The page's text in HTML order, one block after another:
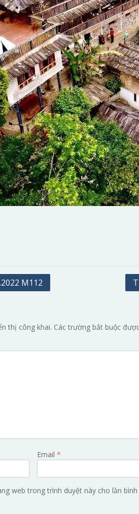
M112
thị công khai. Các trường bắt buộc
Email *
web trong trình duyệt này cho lần